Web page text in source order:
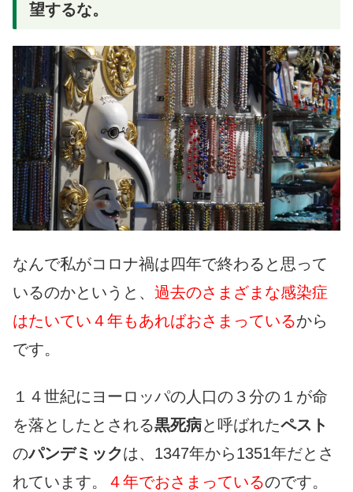
望するな。
なんで私がコロナ禍は四年で終わると思って
いるのかというと、 過去のさまざまな感染症
はたいてい４年もあればおさまっているから
です。
１４世紀にヨーロッパの人口の３分の１が命
を落としたとされる黒死病と呼ばれたペスト
のパンデミックは、1347年から1351年だとさ
れています。
４年でおさまっているのです。